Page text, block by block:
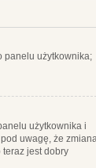
panelu użytkownika;
użytkownika i
uwagę, że
teraz jest dobry